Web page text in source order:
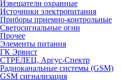
Извещатели охранные
Источники электропитания
Приборы приемно-контрольные
Светосигнальные огни
Прочее
Элементы питания
ГК Эрвист
СТРЕЛЕЦ, Аргус-Спектр
Радиоканальные системы (GSM)
GSM сигнализация